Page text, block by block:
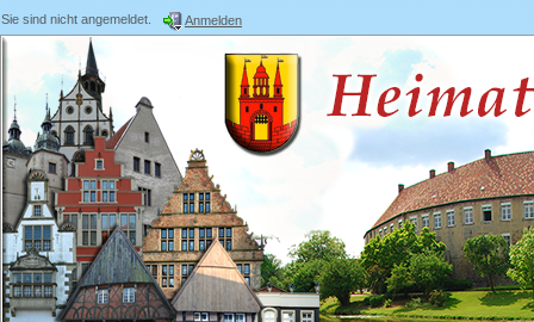
Sie sind nicht angemeldet. Anmelden